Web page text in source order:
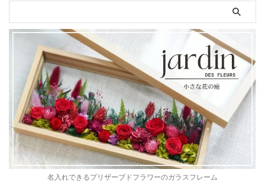
名入れできるプリザーブドフラワーのガラスフレーム